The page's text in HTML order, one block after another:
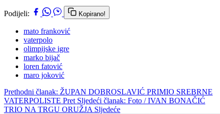
Podijeli: Kopirano!
mato franković
vaterpolo
olimpijske igre
marko bijač
loren fatović
maro joković
Prethodni članak: ŽUPAN DOBROSLAVIĆ PRIMIO SREBRNE
VATERPOLISTE Pret Sljedeći članak: Foto / IVAN BONAČIĆ
TRIO NA TRGU ORUŽJA Sljedeće